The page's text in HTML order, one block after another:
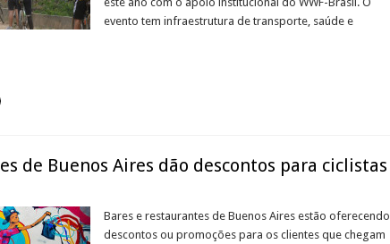
evento tem infraestrutura de transporte, saúde e
de Buenos Aires dão descontos para ciclistas
Bares e restaurantes de Buenos Aires estão oferecendo
descontos ou promoções para os clientes que chegam